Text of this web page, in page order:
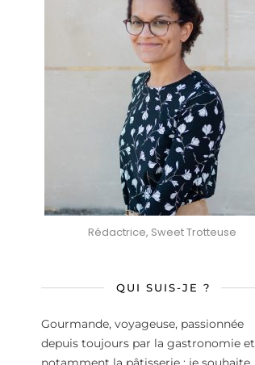
Rédactrice, Sweet Trotteuse
QUI SUIS-JE ?
Gourmande, voyageuse, passionnée
depuis toujours par la gastronomie et